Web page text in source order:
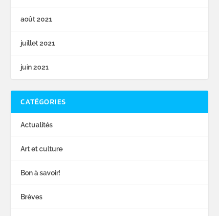
août 2021
juillet 2021
juin 2021
CATÉGORIES
Actualités
Art et culture
Bon à savoir!
Brèves